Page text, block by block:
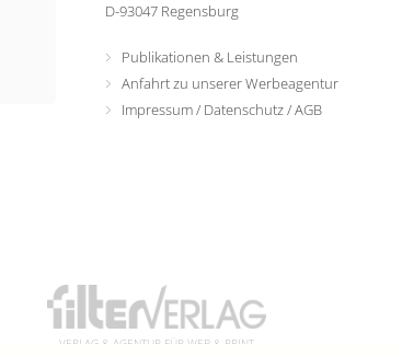
D-93047 Regensburg
Publikationen & Leistungen
Anfahrt zu unserer Werbeagentur
Impressum/ Datenschutz/AGB
VERLAG & AGENTUR FÜR WEB & PRINT